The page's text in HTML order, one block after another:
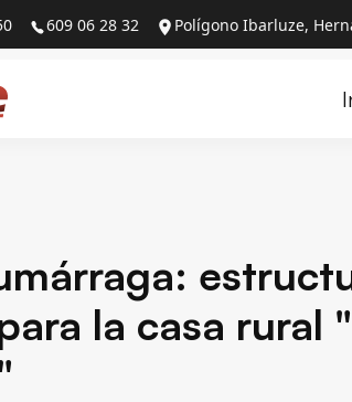
609 06 28 32 Polígono Ibarluze,
la casa rural